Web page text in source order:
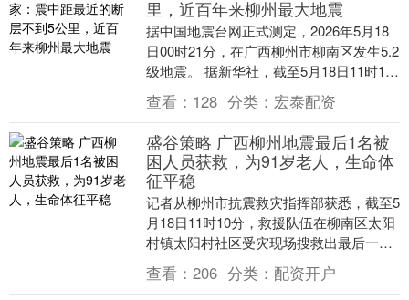
里，近百年来柳州最大地震
据中国地震台网正式测定，2026年5月18
日00时21分，在广西柳州市柳南区发生5.2
级地震。 据新华社，截至5月18日11时10
分，救援队伍在柳南区太阳村镇太....
查看： 128 分类： 宏泰配资
盛谷策略 广西柳州地震最后1名被
困人员获救，为91岁老人，生命体
征平稳
记者从柳州市抗震救灾指挥部获悉，截至5
月18日11时10分，救援队伍在柳南区太阳
村镇太阳村社区受灾现场搜救出最后一名
被困人员，系91岁老人，经医务人员确
定，生命....
查看： 206 分类： 配资开户